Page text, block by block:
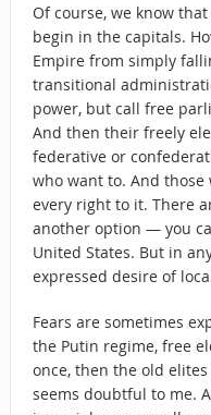
Of course, we know
begin in the capitals.
Empire from simply
transitional
power, but call free
And then their freely
federative or
who want to. And
every right to it. There
another option — you
United States. But in
expressed desire of
Fears are sometimes
the Putin regime, free
once, then the old
seems doubtful to me.